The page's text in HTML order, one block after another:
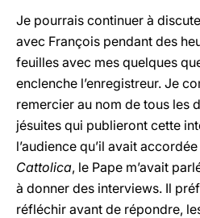
Je pourrais continuer à
avec François pendant des
feuilles avec mes quelques
enclenche l’enregistreur. Je
remercier au nom de tous les
jésuites qui publieront cette
l’audience qu’il avait
Cattolica, le Pape m’avait
à donner des interviews. Il
réfléchir avant de répondre,